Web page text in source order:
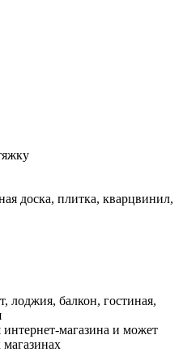
доска, плитка, кварцвинил,
лоджия, балкон, гостиная,
интернет-магазина и может